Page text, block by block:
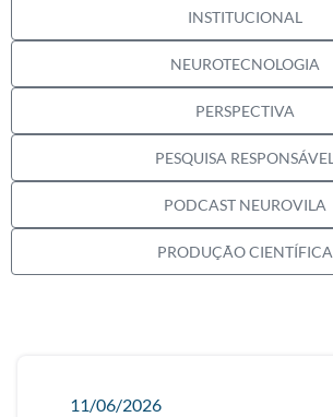
INSTITUCIONAL
NEUROTECNOLOGIA
PERSPECTIVA
PESQUISA RESPONSÁVEL
PODCAST NEUROVILA
PRODUÇÃO CIENTÍFICA
11/06/2026